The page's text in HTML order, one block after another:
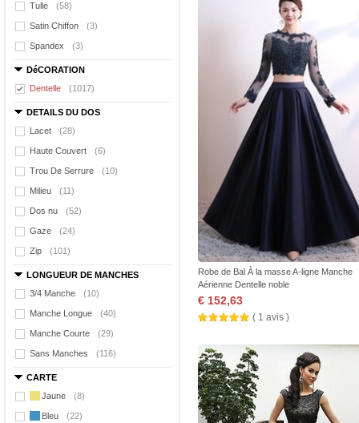
Tulle (58)
Satin Chiffon (3)
Spandex (3)
DéCORATION
Dentelle
(1017)
DETAILS DU DOS
Lacet
(28)
Haute Couvert (6)
Trou De Serrure (10)
Milieu (11)
Dos nu (52)
Gaze (24)
Zip (101)
LONGUEUR DE MANCHES
3/4 Manche
(10)
Manche Longue (40)
Manche Courte (29)
Sans Manches (116)
CARTE
Jaune
(8)
Bleu (22)
Robe de Bal À la masse A-ligne Manche
Aérienne Dentelle noble
€ 152,63
( 1 avis )